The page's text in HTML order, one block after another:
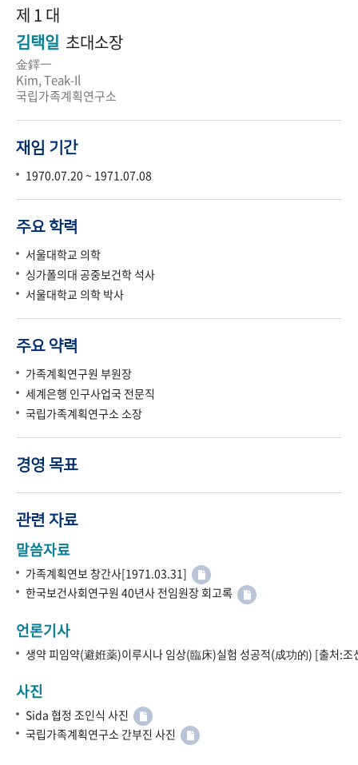
제 1 대
김택일 초대소장
金鐸一
Kim, Teak-Il
국립가족계획연구소
재임 기간
1970.07.20 ~ 1971.07.08
주요 학력
서울대학교 의학
싱가폴의대 공중보건학 석사
서울대학교 의학 박사
주요 약력
가족계획연구원 부원장
세계은행 인구사업국 전문직
국립가족계획연구소 소장
경영 목표
관련 자료
말씀자료
가족계획연보 창간사[1971.03.31]
한국보건사회연구원 40년사 전임원장 회고록
언론기사
생약 피임약(避姙薬)이루시나 임상(臨床)실험 성공적(成功的) [출처:
사진
Sida 협정 조인식 사진
국립가족계획연구소 간부진 사진